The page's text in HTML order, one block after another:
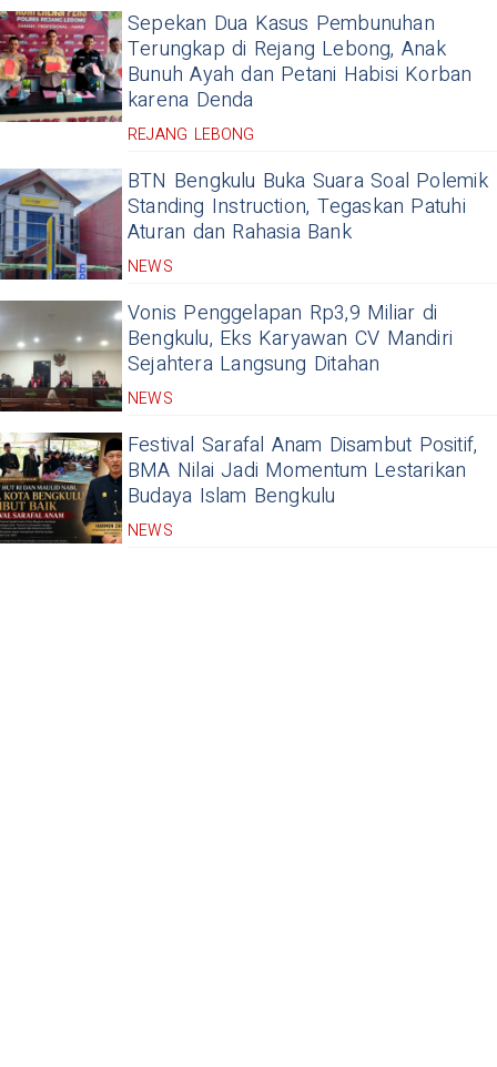
Sepekan Dua Kasus Pembunuhan
Terungkap di Rejang Lebong, Anak
Bunuh Ayah dan Petani Habisi Korban
karena Denda
REJANG LEBONG
BTN Bengkulu Buka Suara Soal Polemik
Standing Instruction, Tegaskan Patuhi
Aturan dan Rahasia Bank
NEWS
Vonis Penggelapan Rp3,9 Miliar di
Bengkulu, Eks Karyawan CV Mandiri
Sejahtera Langsung Ditahan
NEWS
Festival Sarafal Anam Disambut Positif,
BMA Nilai Jadi Momentum Lestarikan
Budaya Islam Bengkulu
NEWS